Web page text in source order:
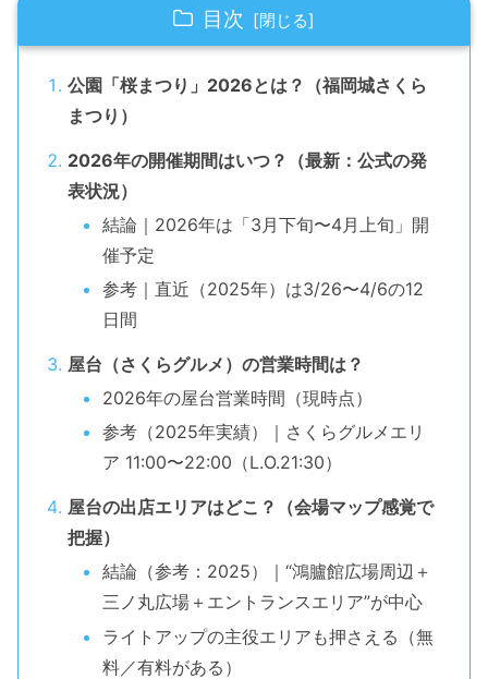
目次
公園「桜まつり」2026とは？（福岡城さくら
まつり）
2026年の開催期間はいつ？（最新：公式の発
表状況）
結論｜2026年は「3月下旬〜4月上旬」開
催予定
参考｜直近（2025年）は3/26〜4/6の12
日間
屋台（さくらグルメ）の営業時間は？
2026年の屋台営業時間（現時点）
参考（2025年実績）｜さくらグルメエリ
ア 11:00〜22:00（L.O.21:30）
屋台の出店エリアはどこ？（会場マップ感覚で
把握）
結論（参考：2025）｜“鴻臚館広場周辺＋
三ノ丸広場＋エントランスエリア”が中心
ライトアップの主役エリアも押さえる（無
料／有料がある）